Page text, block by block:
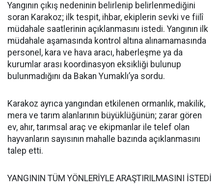
Yangının çıkış nedeninin belirlenip belirlenmediğini
soran Karakoz; ilk tespit, ihbar, ekiplerin sevki ve fiilî
müdahale saatlerinin açıklanmasını istedi. Yangının ilk
müdahale aşamasında kontrol altına alınamamasında
personel, kara ve hava aracı, haberleşme ya da
kurumlar arası koordinasyon eksikliği bulunup
bulunmadığını da Bakan Yumaklı’ya sordu.
Karakoz ayrıca yangından etkilenen ormanlık, makilik,
mera ve tarım alanlarının büyüklüğünün; zarar gören
ev, ahır, tarımsal araç ve ekipmanlar ile telef olan
hayvanların sayısının mahalle bazında açıklanmasını
talep etti.
YANGININ TÜM YÖNLERİYLE ARAŞTIRILMASINI İSTEDİ